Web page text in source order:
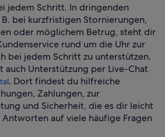
jedem Schritt. In dringenden
bei kurzfristigen Stornierungen,
oder möglichem Betrug, steht dir
rund um die Uhr zur
bei jedem Schritt zu unterstützen.
auch Unterstützung per Live-Chat
. Dort findest du hilfreiche
Zahlungen, zur
und Sicherheit, die es dir leicht
auf viele häufige Fragen